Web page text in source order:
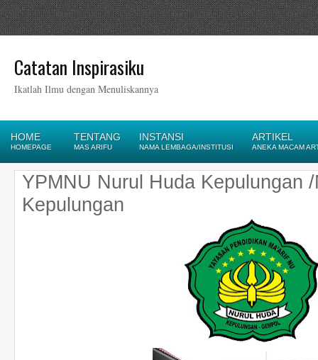
Catatan Inspirasiku
Ikatlah Ilmu dengan Menuliskannya
HOME
HOMEPAGE
TENTANG
MAS ARIFU
INSTANSI
NAMA LEMBAGA/INSTITUSI
ARTIKEL
ANEKA MACAM
YPMNU Nurul Huda Kepulungan
Kepulungan